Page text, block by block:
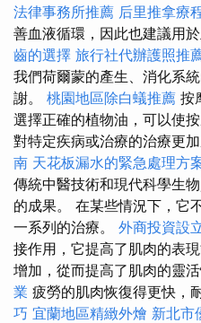
法律事務所推薦 后里推拿療
善血液循環，因此也建議用
齒的選擇 旅行社代辦護照推
我們荷爾蒙的產生、消化系
謝。 桃園地區除白蟻推薦 按
選擇正確的植物油，可以使
對特定疾病或治療的治療更加
南 天花板漏水的緊急處理方
傳統中醫技術和現代科學生
的成果。 在某些情況下，它
一系列的治療。 外商投資設
接作用，它提高了肌肉的表
增加，從而提高了肌肉的靈
業 疲勞的肌肉恢復得更快，
巧 宜蘭地區精緻外燴 新北市